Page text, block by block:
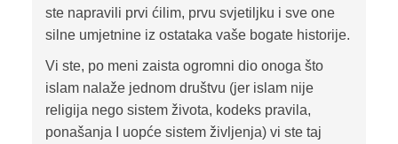
ste napravili prvi ćilim, prvu svjetiljku i sve one
silne umjetnine iz ostataka vaše bogate historije.
Vi ste, po meni zaista ogromni dio onoga što
islam nalaže jednom društvu (jer islam nije
religija nego sistem života, kodeks pravila,
ponašanja I uopće sistem življenja) vi ste taj